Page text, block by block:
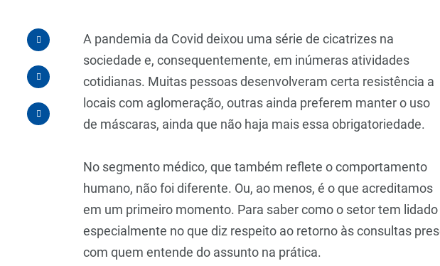
A pandemia da Covid deixou uma série de cicatrizes na
sociedade e, consequentemente, em inúmeras atividades
cotidianas. Muitas pessoas desenvolveram certa resistência a
locais com aglomeração, outras ainda preferem manter o uso
de máscaras, ainda que não haja mais essa obrigatoriedade.
No segmento médico, que também reflete o comportamento
humano, não foi diferente. Ou, ao menos, é o que acreditamos
em um primeiro momento. Para saber como o setor tem
especialmente no que diz respeito ao retorno às consultas
com quem entende do assunto na prática.